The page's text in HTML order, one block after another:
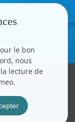
le bon
nous
lecture de